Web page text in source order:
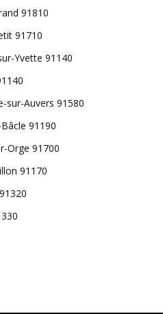
91810
91710
Yvette 91140
sur-Auvers 91580
91190
Orge 91700
91170